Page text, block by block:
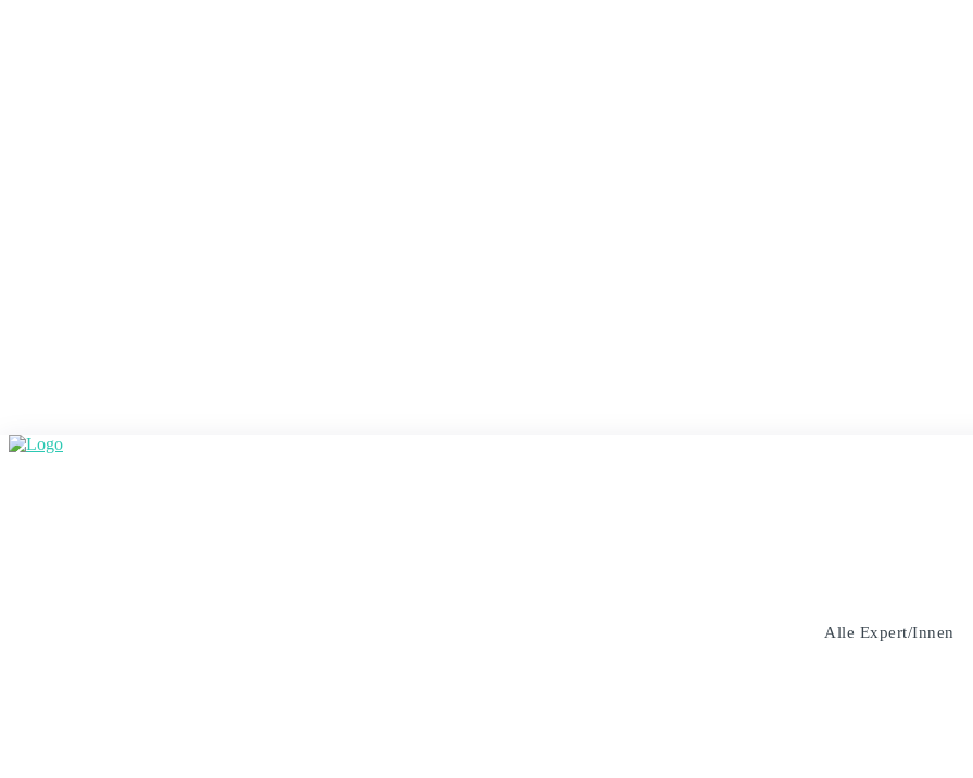
Alle Expert/innen